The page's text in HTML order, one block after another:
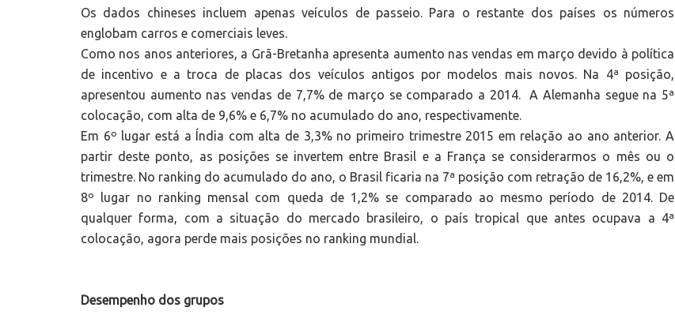
Os dados chineses incluem apenas veículos de passeio. Para o restante dos países os números
englobam carros e comerciais leves.
Como nos anos anteriores, a Grã-Bretanha apresenta aumento nas vendas em março devido à política
de incentivo e a troca de placas dos veículos antigos por modelos mais novos. Na 4ª posição,
apresentou aumento nas vendas de 7,7% de março se comparado a 2014. A Alemanha segue na 5ª
colocação, com alta de 9,6% e 6,7% no acumulado do ano, respectivamente.
Em 6º lugar está a Índia com alta de 3,3% no primeiro trimestre 2015 em relação ao ano anterior. A
partir deste ponto, as posições se invertem entre Brasil e a França se considerarmos o mês ou o
trimestre. No ranking do acumulado do ano, o Brasil ficaria na 7ª posição com retração de 16,2%, e em
8º lugar no ranking mensal com queda de 1,2% se comparado ao mesmo período de 2014. De
qualquer forma, com a situação do mercado brasileiro, o país tropical que antes ocupava a 4ª
colocação, agora perde mais posições no ranking mundial.
Desempenho dos grupos